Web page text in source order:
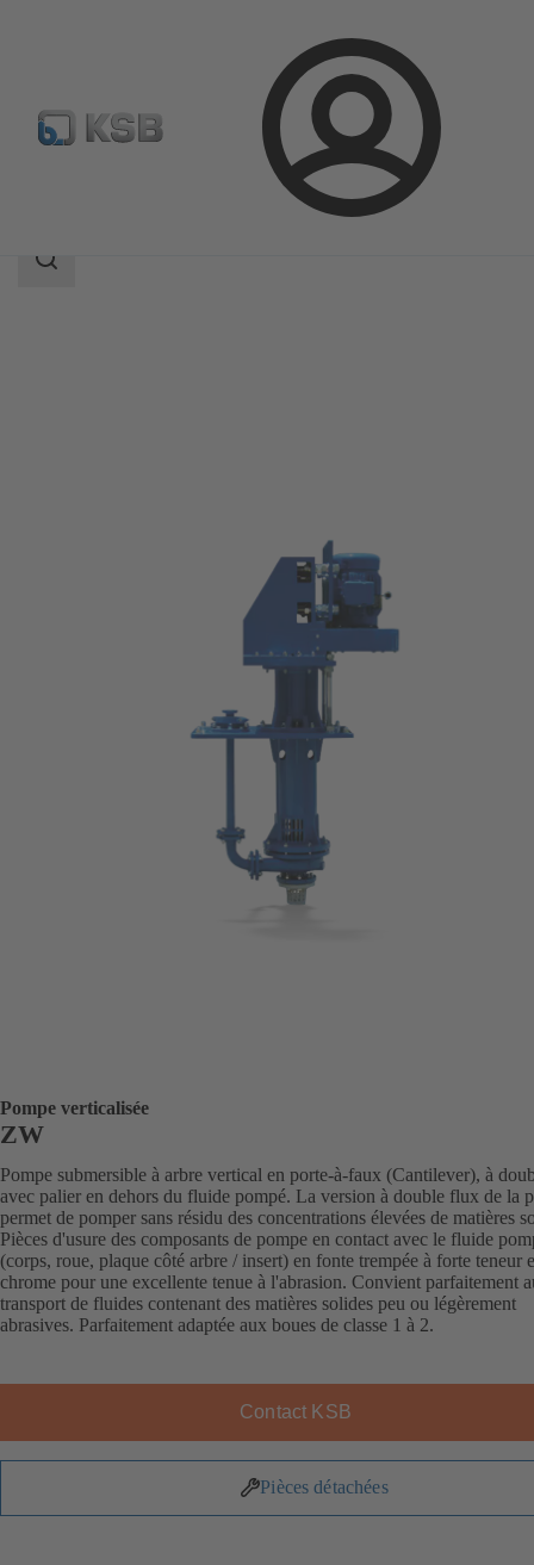
Connexion
Catalogue produits ZW
Champ
Pompe verticalisée
ZW
Pompe submersible à arbre vertical en porte-à-faux (Cantilever), à
avec palier en dehors du fluide pompé. La version à double flux de la
permet de pomper sans résidu des concentrations élevées de matières
Pièces d'usure des composants de pompe en contact avec le fluide
(corps, roue, plaque côté arbre / insert) en fonte trempée à forte teneur
chrome pour une excellente tenue à l'abrasion. Convient parfaitement
transport de fluides contenant des matières solides peu ou légèrement
abrasives. Parfaitement adaptée aux boues de classe 1 à 2.
Contact KSB
Pièces détachées